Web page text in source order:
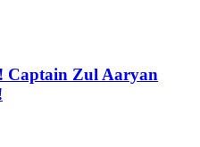
Captain Zul Aaryan